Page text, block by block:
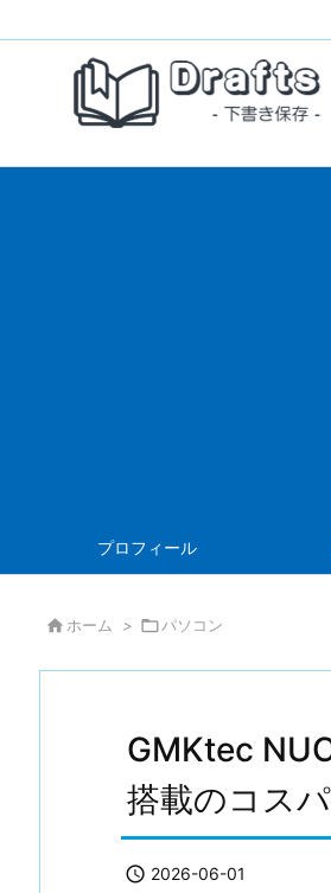
プロフィール
 ホーム > パソコン
GMKtec
搭載のコス
 2026-06-01